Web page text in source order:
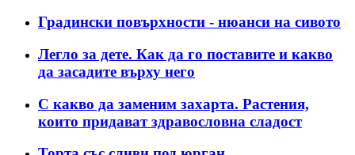
Градински повърхности - нюанси на сивото
Легло за дете. Как да го поставите и какво
да засадите върху него
С какво да заменим захарта. Растения,
които придават здравословна сладост